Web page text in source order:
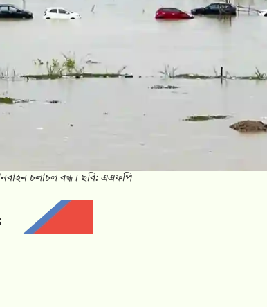
চলাচল বন্ধ। ছবি: এএফপি